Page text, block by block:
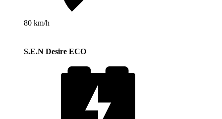
80 km/h
S.E.N Desire ECO